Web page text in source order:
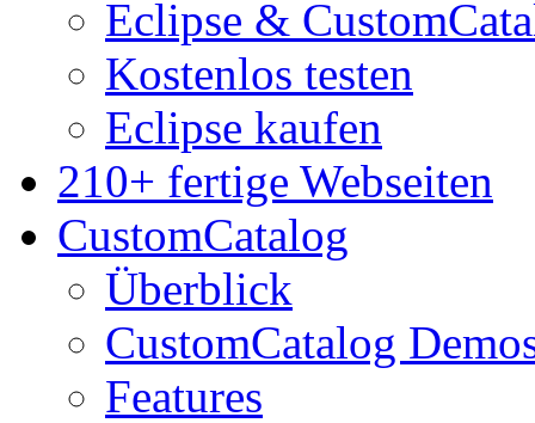
Eclipse &
Kostenlos testen
Eclipse kaufen
210+ fertige Webseiten
CustomCatalog
Überblick
CustomCatalog
Features